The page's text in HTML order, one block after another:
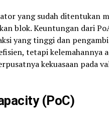
yang sudah ditentukan
blok. Keuntungan dari
yang tinggi dan
tetapi kelemahannya
kekuasaan pada
(PoC)